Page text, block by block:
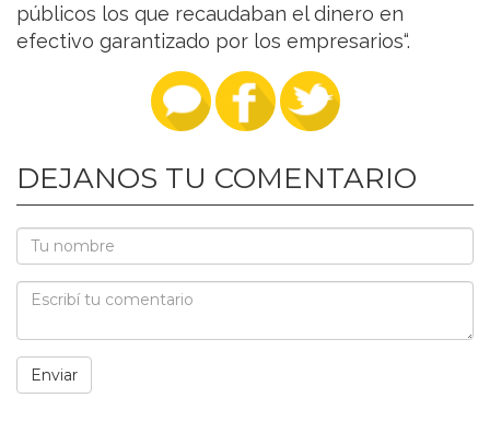
públicos los que recaudaban el dinero en
efectivo garantizado por los empresarios“.
DEJANOS TU COMENTARIO